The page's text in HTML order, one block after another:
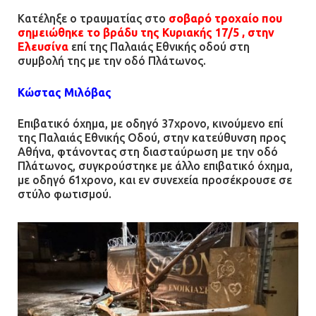
Άργος: Στη φυλακή οι δύο
αστυνομικοί για τους
πυροβολισμούς κατά του 20χρονου
11.07.2026 | 22:59
Ένα πουλί «υπεύθυνο» για την
πρωινή διακοπή ρεύματος στη
Μάνδρα
09.07.2026 | 11:12
Φωτιά σε επιχείρηση στον
Ασπρόπυργο – Ήχησε το 112
09.07.2026 | 09:19
Κατέληξε ο τραυματίας στο σοβαρό τροχαίο που
σημειώθηκε το βράδυ της Κυριακής 17/5 , στην
Ελευσίνα επί της Παλαιάς Εθνικής οδού στη
συμβολή της με την οδό Πλάτωνος.
Κώστας Μιλόβας
Επιβατικό όχημα, με οδηγό 37χρονο, κινούμενο επί
της Παλαιάς Εθνικής Οδού, στην κατεύθυνση προς
Αθήνα, φτάνοντας στη διασταύρωση με την οδό
Πλάτωνος, συγκρούστηκε με άλλο επιβατικό όχημα,
με οδηγό 61χρονο, και εν συνεχεία προσέκρουσε σε
στύλο φωτισμού.